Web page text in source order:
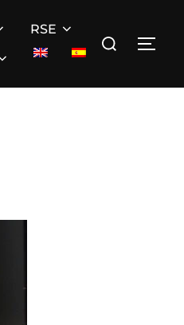
RSE
Buscar: